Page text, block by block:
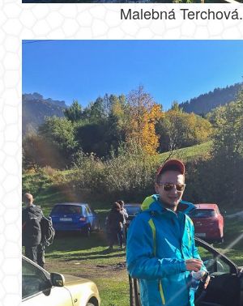
Malebná Terchová.